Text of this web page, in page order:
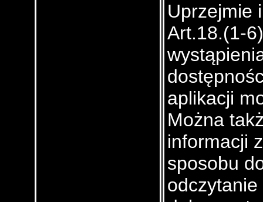
Uprzejmie
Art.18.(1-
aplikacji
Można
informacji
sposobu